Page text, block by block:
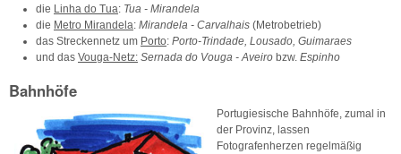
die Linha do Tua: Tua - Mirandela
die Metro Mirandela: Mirandela - Carvalhais (Metrobetrieb)
das Streckennetz um Porto: Porto-Trindade, Lousado, Guimaraes
und das Vouga-Netz: Sernada do Vouga - Aveiro bzw. Espinho
Bahnhöfe
Portugiesische Bahnhöfe, zumal in
der Provinz, lassen
Fotografenherzen regelmäßig